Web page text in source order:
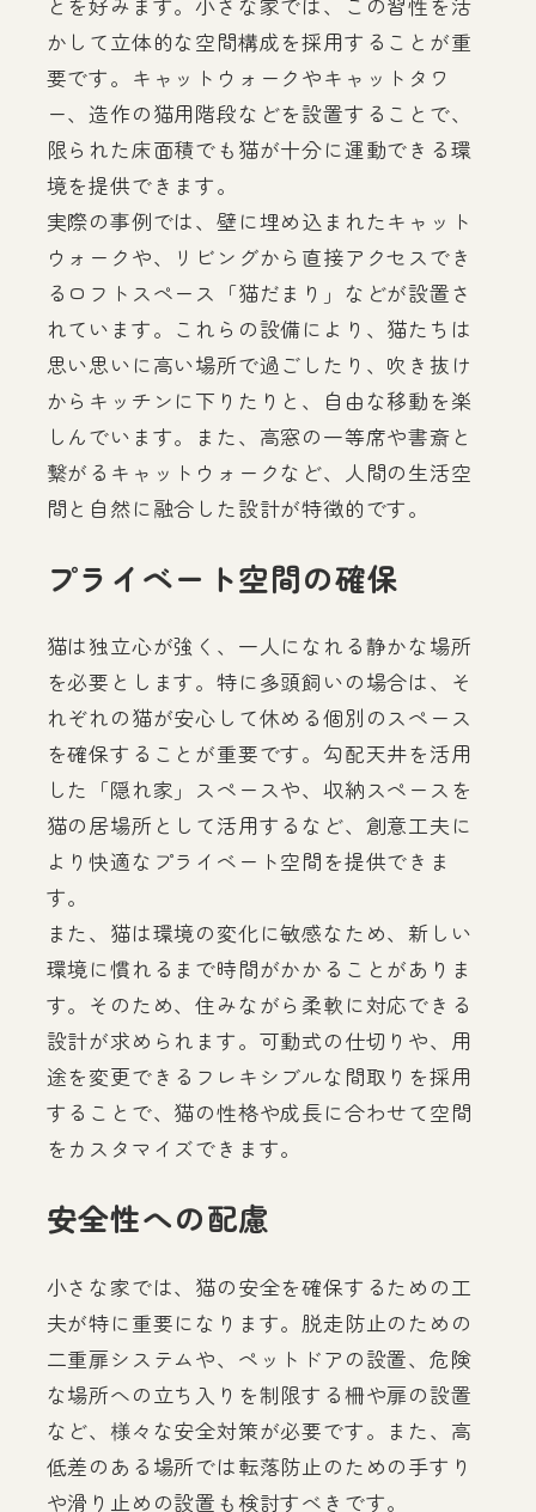
かして立体的な空間構成を採用することが重
要です。キャットウォークやキャットタワ
ー、造作の猫用階段などを設置することで、
限られた床面積でも猫が十分に運動できる環
境を提供できます。
実際の事例では、壁に埋め込まれたキャット
ウォークや、リビングから直接アクセスでき
るロフトスペース「猫だまり」などが設置さ
れています。これらの設備により、猫たちは
思い思いに高い場所で過ごしたり、吹き抜け
からキッチンに下りたりと、自由な移動を楽
しんでいます。また、高窓の一等席や書斎と
繋がるキャットウォークなど、人間の生活空
間と自然に融合した設計が特徴的です。
プライベート空間の確保
猫は独立心が強く、一人になれる静かな場所
を必要とします。特に多頭飼いの場合は、そ
れぞれの猫が安心して休める個別のスペース
を確保することが重要です。勾配天井を活用
した「隠れ家」スペースや、収納スペースを
猫の居場所として活用するなど、創意工夫に
より快適なプライベート空間を提供できま
す。
また、猫は環境の変化に敏感なため、新しい
環境に慣れるまで時間がかかることがありま
す。そのため、住みながら柔軟に対応できる
設計が求められます。可動式の仕切りや、用
途を変更できるフレキシブルな間取りを採用
することで、猫の性格や成長に合わせて空間
をカスタマイズできます。
安全性への配慮
小さな家では、猫の安全を確保するための工
夫が特に重要になります。脱走防止のための
二重扉システムや、ペットドアの設置、危険
な場所への立ち入りを制限する柵や扉の設置
など、様々な安全対策が必要です。また、高
低差のある場所では転落防止のための手すり
や滑り止めの設置も検討すべきです。